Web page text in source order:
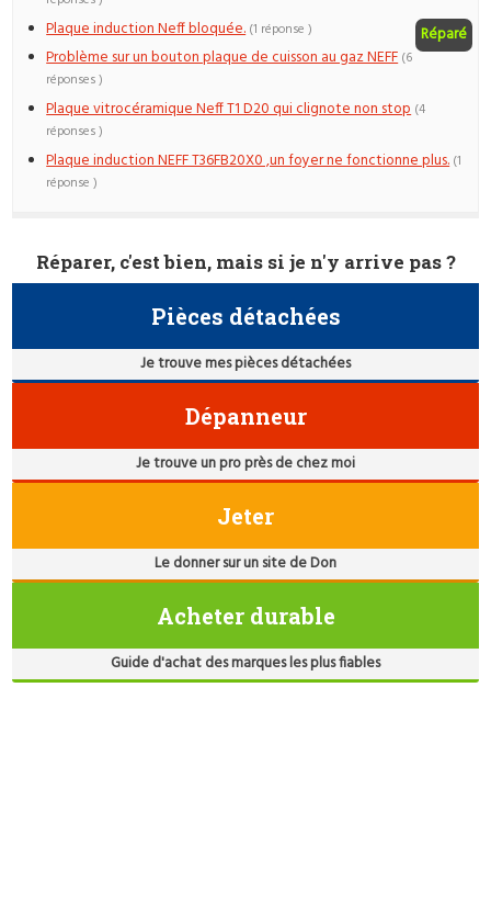
Plaque induction Neff bloquée. Réparé
(1 réponse )
Problème sur un bouton plaque de cuisson au gaz NEFF (6
réponses )
Plaque vitrocéramique Neff T1 D20 qui clignote non stop (4
réponses )
Plaque induction NEFF T36FB20X0 ,un foyer ne fonctionne plus. (1
réponse )
Réparer, c'est bien, mais si je n'y arrive pas ?
Pièces détachées
Je trouve mes pièces détachées
Dépanneur
Je trouve un pro près de chez moi
Jeter
Le donner sur un site de Don
Acheter durable
Guide d'achat des marques les plus fiables